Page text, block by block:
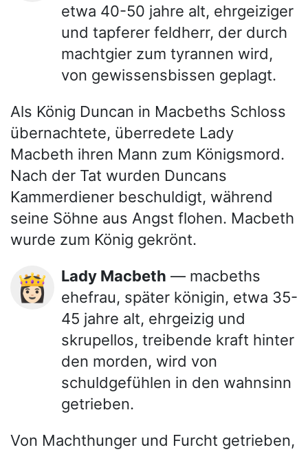
etwa 40-50 jahre alt, ehrgeiziger
und tapferer feldherr, der durch
machtgier zum tyrannen wird,
von gewissensbissen geplagt.
Als König Duncan in Macbeths Schloss
übernachtete, überredete Lady
Macbeth ihren Mann zum Königsmord.
Nach der Tat wurden Duncans
Kammerdiener beschuldigt, während
seine Söhne aus Angst flohen. Macbeth
wurde zum König gekrönt.
👸🏻 Lady Macbeth — macbeths
ehefrau, später königin, etwa 35-
45 jahre alt, ehrgeizig und
skrupellos, treibende kraft hinter
den morden, wird von
schuldgefühlen in den wahnsinn
getrieben.
Von Machthunger und Furcht getrieben,